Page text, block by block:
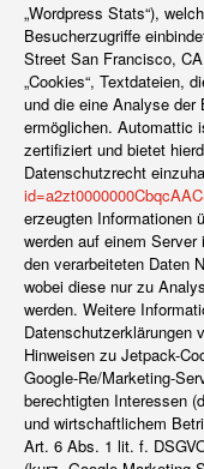
„Wordpress Stats“),
Besucherzugriffe
Street San Francisco,
„Cookies“, Textdateien,
und die eine Analyse der
ermöglichen. Automattic
zertifiziert und bietet
Datenschutzrecht
erzeugten Informationen
werden auf einem
den verarbeiteten Daten
wobei diese nur zu
werden. Weitere
Datenschutzerklärungen
Hinweisen zu Jetpack-
Google-Re/Marketing-
berechtigten Interessen
und wirtschaftlichem
Art. 6 Abs. 1 lit. f.